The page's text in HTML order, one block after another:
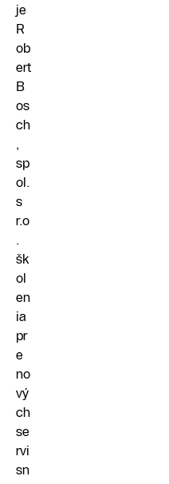
je
R
ob
ert
B
os
ch
,
sp
ol.
s
r.o
.
šk
ol
en
ia
pr
e
no
vý
ch
se
rvi
sn